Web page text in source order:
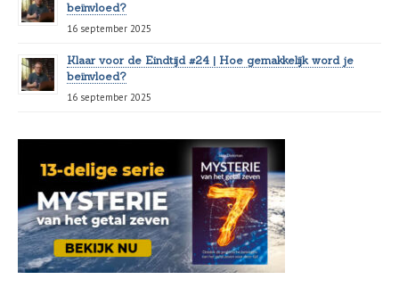
beïnvloed?
16 september 2025
Klaar voor de Eindtijd #24 | Hoe gemakkelijk word je
beïnvloed?
16 september 2025